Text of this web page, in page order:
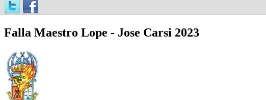
Falla Maestro Lope - Jose Carsi 2023